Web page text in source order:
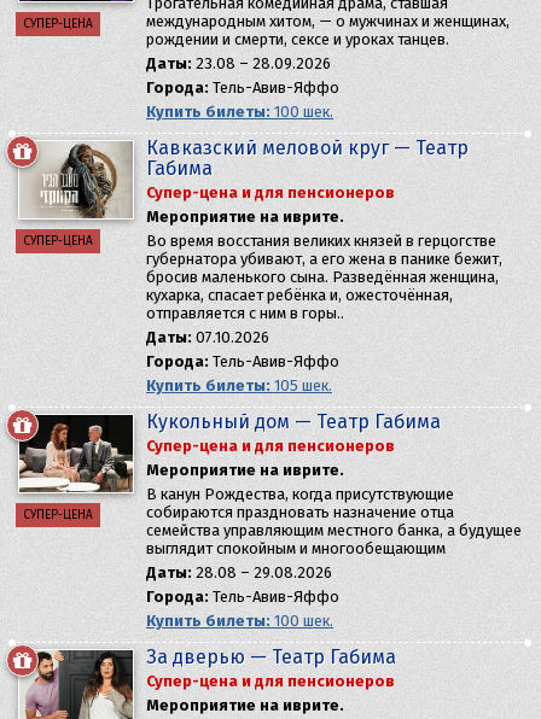
СУПЕР-ЦЕНА
международным хитом, — о мужчинах и женщинах,
рождении и смерти, сексе и уроках танцев.
Даты: 23.08 – 28.09.2026
Города: Тель-Авив-Яффо
Купить билеты: 100 шек.
СУПЕР-ЦЕНА
Кавказский меловой круг — Театр
Габима
Супер-цена и для пенсионеров
Мероприятие на иврите.
Во время восстания великих князей в герцогстве
губернатора убивают, а его жена в панике бежит,
бросив маленького сына. Разведённая женщина,
кухарка, спасает ребёнка и, ожесточённая,
отправляется с ним в горы..
Даты: 07.10.2026
Города: Тель-Авив-Яффо
Купить билеты: 105 шек.
СУПЕР-ЦЕНА
Кукольный дом — Театр Габима
Супер-цена и для пенсионеров
Мероприятие на иврите.
В канун Рождества, когда присутствующие
собираются праздновать назначение отца
семейства управляющим местного банка, а будущее
выглядит спокойным и многообещающим
Даты: 28.08 – 29.08.2026
Города: Тель-Авив-Яффо
Купить билеты: 100 шек.
За дверью — Театр Габима
Супер-цена и для пенсионеров
Мероприятие на иврите.